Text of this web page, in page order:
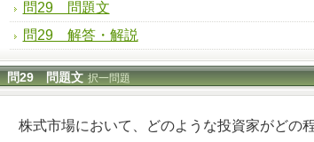
問29 問題文
問29 解答・解説
問29 問題文 択一問題
株式市場において、どのような投資家がどの